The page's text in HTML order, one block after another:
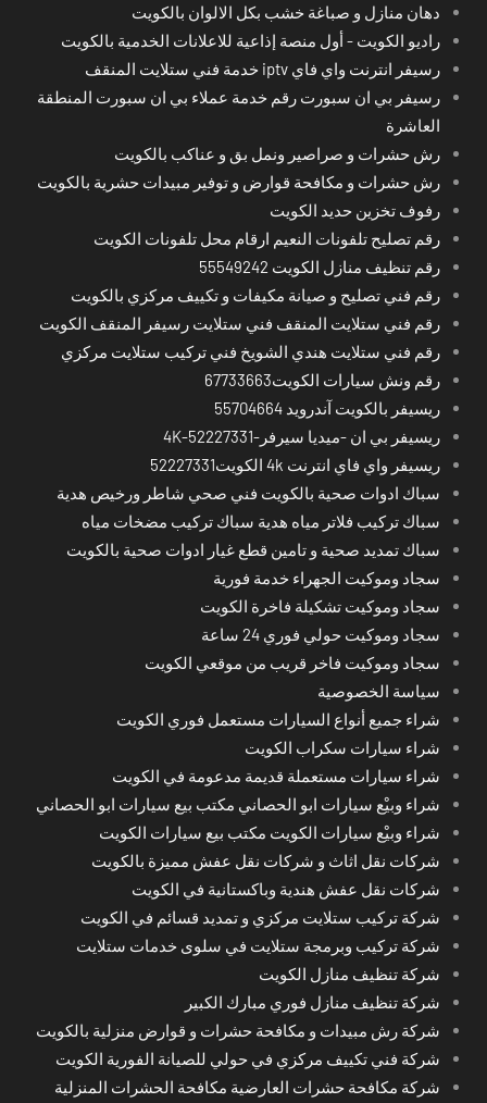
دهان منازل و صباغة خشب بكل الالوان بالكويت
راديو الكويت - أول منصة إذاعية للاعلانات الخدمية بالكويت
رسيفر انترنت واي فاي iptv خدمة فني ستلايت المنقف
رسيفر بي ان سبورت رقم خدمة عملاء بي ان سبورت المنطقة
العاشرة
رش حشرات و صراصير ونمل بق و عناكب بالكويت
رش حشرات و مكافحة قوارض و توفير مبيدات حشرية بالكويت
رفوف تخزين حديد الكويت
رقم تصليح تلفونات النعيم ارقام محل تلفونات الكويت
رقم تنظيف منازل الكويت 55549242
رقم فني تصليح و صيانة مكيفات و تكييف مركزي بالكويت
رقم فني ستلايت المنقف فني ستلايت رسيفر المنقف الكويت
رقم فني ستلايت هندي الشويخ فني تركيب ستلايت مركزي
رقم ونش سيارات الكويت67733663
ريسيفر بالكويت آندرويد 55704664
ريسيفر بي ان -ميديا سيرفر-4K-52227331
ريسيفر واي فاي انترنت 4k الكويت52227331
سباك ادوات صحية بالكويت فني صحي شاطر ورخيص هدية
سباك تركيب فلاتر مياه هدية سباك تركيب مضخات مياه
سباك تمديد صحية و تامين قطع غيار ادوات صحية بالكويت
سجاد وموكيت الجهراء خدمة فورية
سجاد وموكيت تشكيلة فاخرة الكويت
سجاد وموكيت حولي فوري 24 ساعة
سجاد وموكيت فاخر قريب من موقعي الكويت
سياسة الخصوصية
شراء جميع أنواع السيارات مستعمل فوري الكويت
شراء سيارات سكراب الكويت
شراء سيارات مستعملة قديمة مدعومة في الكويت
شراء وبيْع سيارات ابو الحصاني مكتب بيع سيارات ابو الحصاني
شراء وبيْع سيارات الكويت مكتب بيع سيارات الكويت
شركات نقل اثاث و شركات نقل عفش مميزة بالكويت
شركات نقل عفش هندية وباكستانية في الكويت
شركة تركيب ستلايت مركزي و تمديد قسائم في الكويت
شركة تركيب وبرمجة ستلايت في سلوى خدمات ستلايت
شركة تنظيف منازل الكويت
شركة تنظيف منازل فوري مبارك الكبير
شركة رش مبيدات و مكافحة حشرات و قوارض منزلية بالكويت
شركة فني تكييف مركزي في حولي للصيانة الفورية الكويت
شركة مكافحة حشرات العارضية مكافحة الحشرات المنزلية